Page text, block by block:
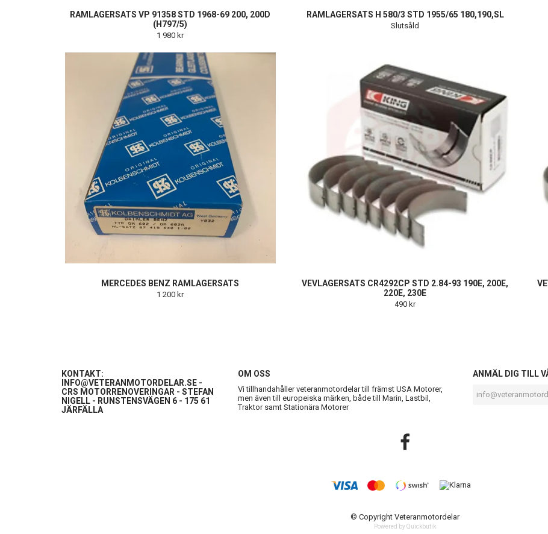
RAMLAGERSATS VP 91358 STD 1968-69 200, 200D
(H797/5)
1 980 kr
RAMLAGERSATS H 580/3 STD 1955/65 180,190,SL
Slutsåld
MERCEDES BENZ RAMLAGERSATS
1 200 kr
VEVLAGERSATS CR4292CP STD 2.84-93 190E, 200E,
220E, 230E
490 kr
KONTAKT:
INFO@VETERANMOTORDELAR.SE -
CRS MOTORRENOVERINGAR - STEFAN
NIGELL - RUNSTENSVÄGEN 6 - 175 61
JÄRFÄLLA
OM OSS
Vi tillhandahåller veteranmotordelar till främst USA Motorer,
men även till europeiska märken, både till Marin, Lastbil,
Traktor samt Stationära Motorer
ANMÄL DIG TILL
© Copyright Veteranmotordelar
Powered by Quickbutik